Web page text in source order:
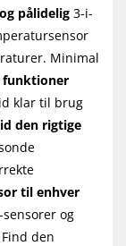
pålidelig 3-i-
Minimal
funktioner
klar til brug
den rigtige
til enhver
sensorer og
den